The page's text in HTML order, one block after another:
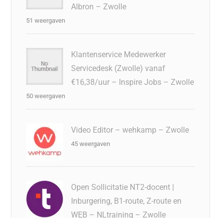
Albron – Zwolle
51 weergaven
Klantenservice Medewerker
Servicedesk (Zwolle) vanaf
€16,38/uur – Inspire Jobs – Zwolle
50 weergaven
Video Editor – wehkamp – Zwolle
45 weergaven
Open Sollicitatie NT2-docent |
Inburgering, B1-route, Z-route en
WEB – NLtraining – Zwolle